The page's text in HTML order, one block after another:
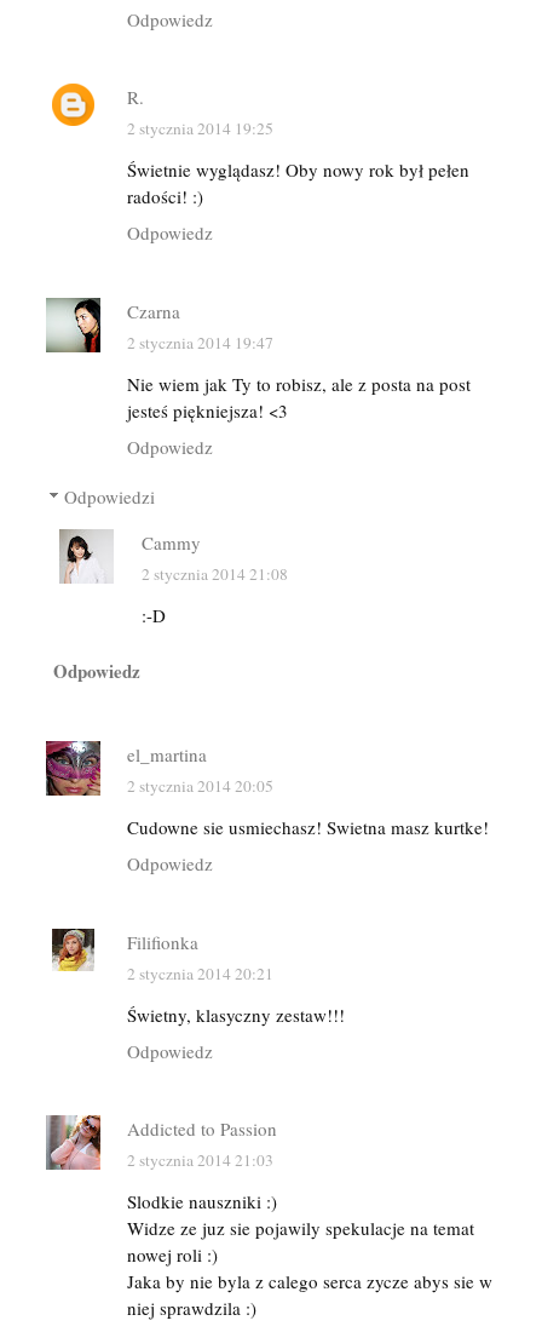
Odpowiedz
R.
2 stycznia 2014 19:25
Świetnie wyglądasz! Oby nowy rok był pełen
radości! :)
Odpowiedz
Czarna
2 stycznia 2014 19:47
Nie wiem jak Ty to robisz, ale z posta na post
jesteś piękniejsza! <3
Odpowiedz
Odpowiedzi
Cammy
2 stycznia 2014 21:08
:-D
Odpowiedz
el_martina
2 stycznia 2014 20:05
Cudowne sie usmiechasz! Swietna masz kurtke!
Odpowiedz
Filifionka
2 stycznia 2014 20:21
Świetny, klasyczny zestaw!!!
Odpowiedz
Addicted to Passion
2 stycznia 2014 21:03
Slodkie nauszniki :)
Widze ze juz sie pojawily spekulacje na temat
nowej roli :)
Jaka by nie byla z calego serca zycze abys sie w
niej sprawdzila :)